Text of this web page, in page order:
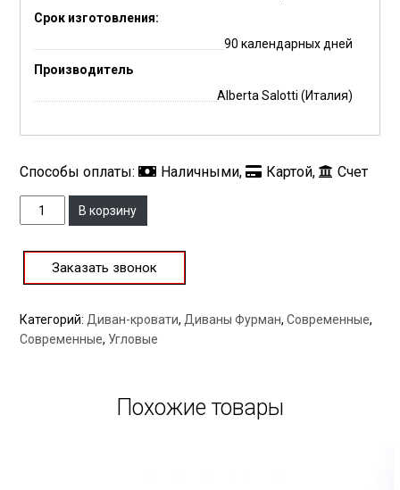
Срок изготовления:
90 календарных дней
Производитель
Alberta Salotti (Италия)
Способы оплаты: Наличными, Картой, Счет
КоличествоВ корзину
Заказать звонок
Категорий: Диван-кровати, Диваны Фурман, Современные,
Современные, Угловые
Похожие товары